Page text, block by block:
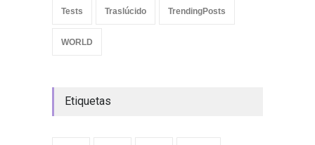
Tests Traslúcido TrendingPosts
WORLD
Etiquetas